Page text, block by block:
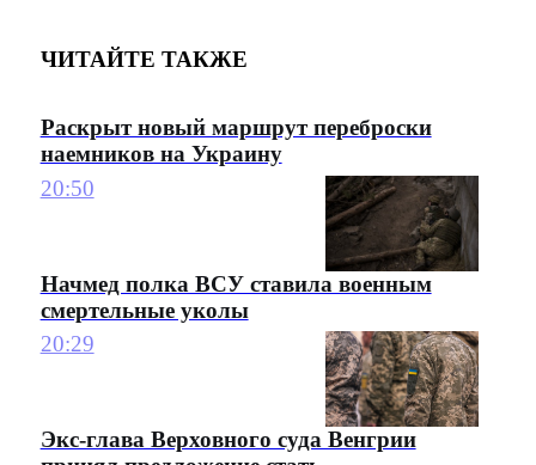
ЧИТАЙТЕ ТАКЖЕ
Раскрыт новый маршрут переброски
наемников на Украину
20:50
Начмед полка ВСУ ставила военным
смертельные уколы
20:29
Экс-глава Верховного суда Венгрии